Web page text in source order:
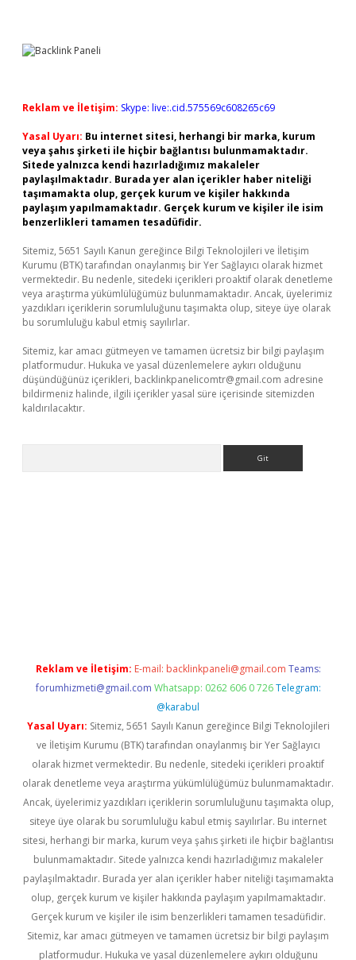
Reklam ve İletişim: Skype: live:.cid.575569c608265c69
Yasal Uyarı: Bu internet sitesi, herhangi bir marka, kurum
veya şahıs şirketi ile hiçbir bağlantısı bulunmamaktadır.
Sitede yalnızca kendi hazırladığımız makaleler
paylaşılmaktadır. Burada yer alan içerikler haber niteliği
taşımamakta olup, gerçek kurum ve kişiler hakkında
paylaşım yapılmamaktadır. Gerçek kurum ve kişiler ile isim
benzerlikleri tamamen tesadüfidir.
Sitemiz, 5651 Sayılı Kanun gereğince Bilgi Teknolojileri ve İletişim
Kurumu (BTK) tarafından onaylanmış bir Yer Sağlayıcı olarak hizmet
vermektedir. Bu nedenle, sitedeki içerikleri proaktif olarak denetleme
veya araştırma yükümlülüğümüz bulunmamaktadır. Ancak, üyelerimiz
yazdıkları içeriklerin sorumluluğunu taşımakta olup, siteye üye olarak
bu sorumluluğu kabul etmiş sayılırlar.
Sitemiz, kar amacı gütmeyen ve tamamen ücretsiz bir bilgi paylaşım
platformudur. Hukuka ve yasal düzenlemelere aykırı olduğunu
düşündüğünüz içerikleri, backlinkpanelicomtr@gmail.com adresine
bildirmeniz halinde, ilgili içerikler yasal süre içerisinde sitemizden
kaldırılacaktır.
Reklam ve İletişim: E-mail: backlinkpaneli@gmail.com Teams:
forumhizmeti@gmail.com Whatsapp: 0262 606 0 726 Telegram:
@karabul
Yasal Uyarı: Sitemiz, 5651 Sayılı Kanun gereğince Bilgi Teknolojileri
ve İletişim Kurumu (BTK) tarafından onaylanmış bir Yer Sağlayıcı
olarak hizmet vermektedir. Bu nedenle, sitedeki içerikleri proaktif
olarak denetleme veya araştırma yükümlülüğümüz bulunmamaktadır.
Ancak, üyelerimiz yazdıkları içeriklerin sorumluluğunu taşımakta olup,
siteye üye olarak bu sorumluluğu kabul etmiş sayılırlar. Bu internet
sitesi, herhangi bir marka, kurum veya şahıs şirketi ile hiçbir bağlantısı
bulunmamaktadır. Sitede yalnızca kendi hazırladığımız makaleler
paylaşılmaktadır. Burada yer alan içerikler haber niteliği taşımamakta
olup, gerçek kurum ve kişiler hakkında paylaşım yapılmamaktadır.
Gerçek kurum ve kişiler ile isim benzerlikleri tamamen tesadüfidir.
Sitemiz, kar amacı gütmeyen ve tamamen ücretsiz bir bilgi paylaşım
platformudur. Hukuka ve yasal düzenlemelere aykırı olduğunu